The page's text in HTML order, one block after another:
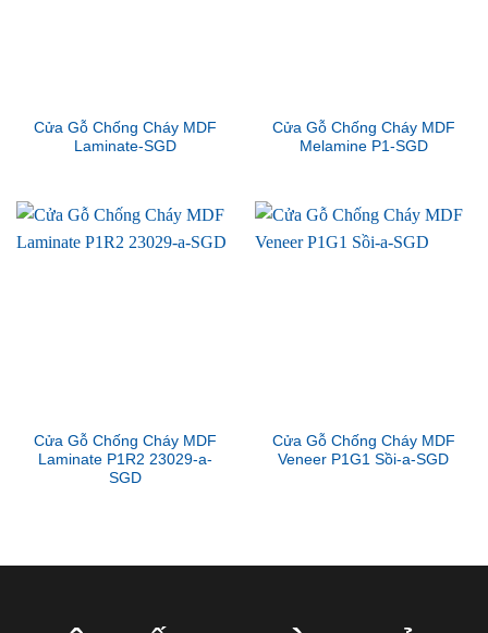
Cửa Gỗ Chống Cháy MDF
Laminate-SGD
Cửa Gỗ Chống Cháy MDF
Melamine P1-SGD
Cửa Gỗ Chống Cháy MDF
Laminate P1R2 23029-a-
SGD
Cửa Gỗ Chống Cháy MDF
Veneer P1G1 Sồi-a-SGD